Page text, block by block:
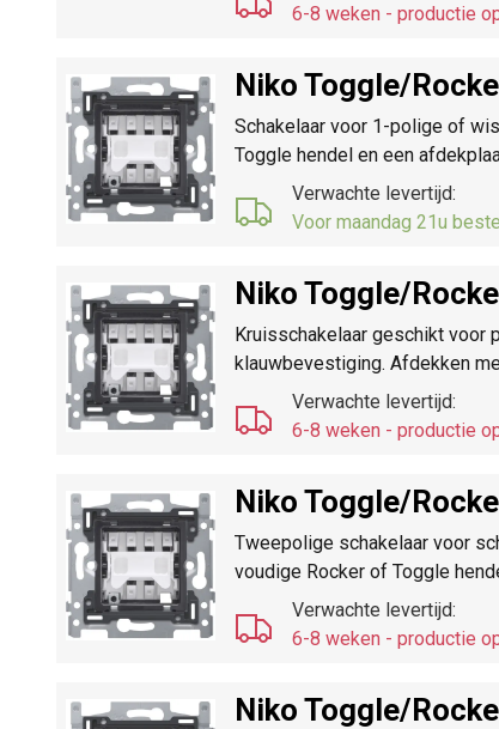
6-8 weken - productie
Niko Toggle/
Schakelaar voor 1-polige of
Toggle hendel en een
Verwachte levertijd:
Voor maandag 21u
Niko Toggle/
Kruisschakelaar geschikt voor
klauwbevestiging. Afdekken
Verwachte levertijd:
6-8 weken - productie
Niko Toggle/
Tweepolige schakelaar voor
voudige Rocker of Toggle
Verwachte levertijd:
6-8 weken - productie
Niko Toggle/